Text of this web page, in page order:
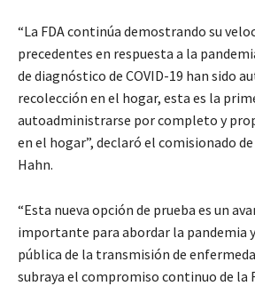
“La FDA continúa demostrando su
precedentes en respuesta a la
de diagnóstico de COVID-19 han sido
recolección en el hogar, esta es la
autoadministrarse por completo y
en el hogar”, declaró el comisionado
Hahn.
“Esta nueva opción de prueba es un
importante para abordar la pandemia
pública de la transmisión de
subraya el compromiso continuo de la